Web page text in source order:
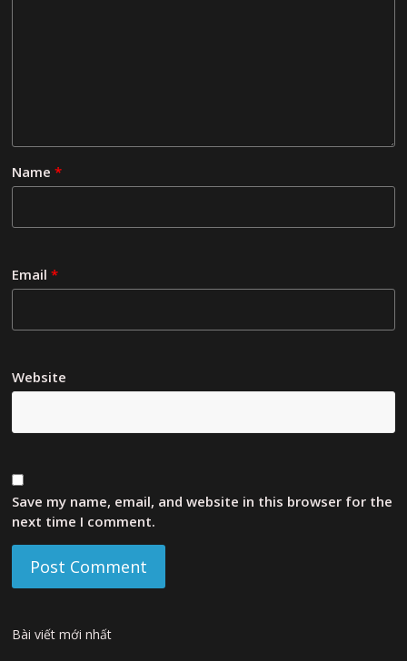
Name*
Email*
Website
Save my name, email, and website in this browser for the
next time I comment.
Bài viết mới nhất